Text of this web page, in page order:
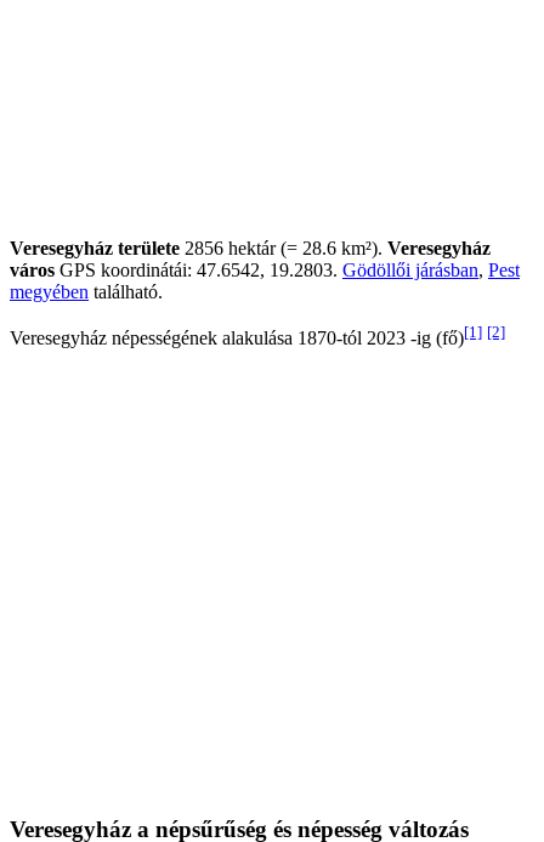
Veresegyház területe 2856 hektár (= 28.6 km²). Veresegyház
város GPS koordinátái: 47.6542, 19.2803. Gödöllői járásban, Pest
megyében található.
Veresegyház népességének alakulása 1870-tól 2023 -ig (fő)[1] [2]
Veresegyház a népsűrűség és népesség változás